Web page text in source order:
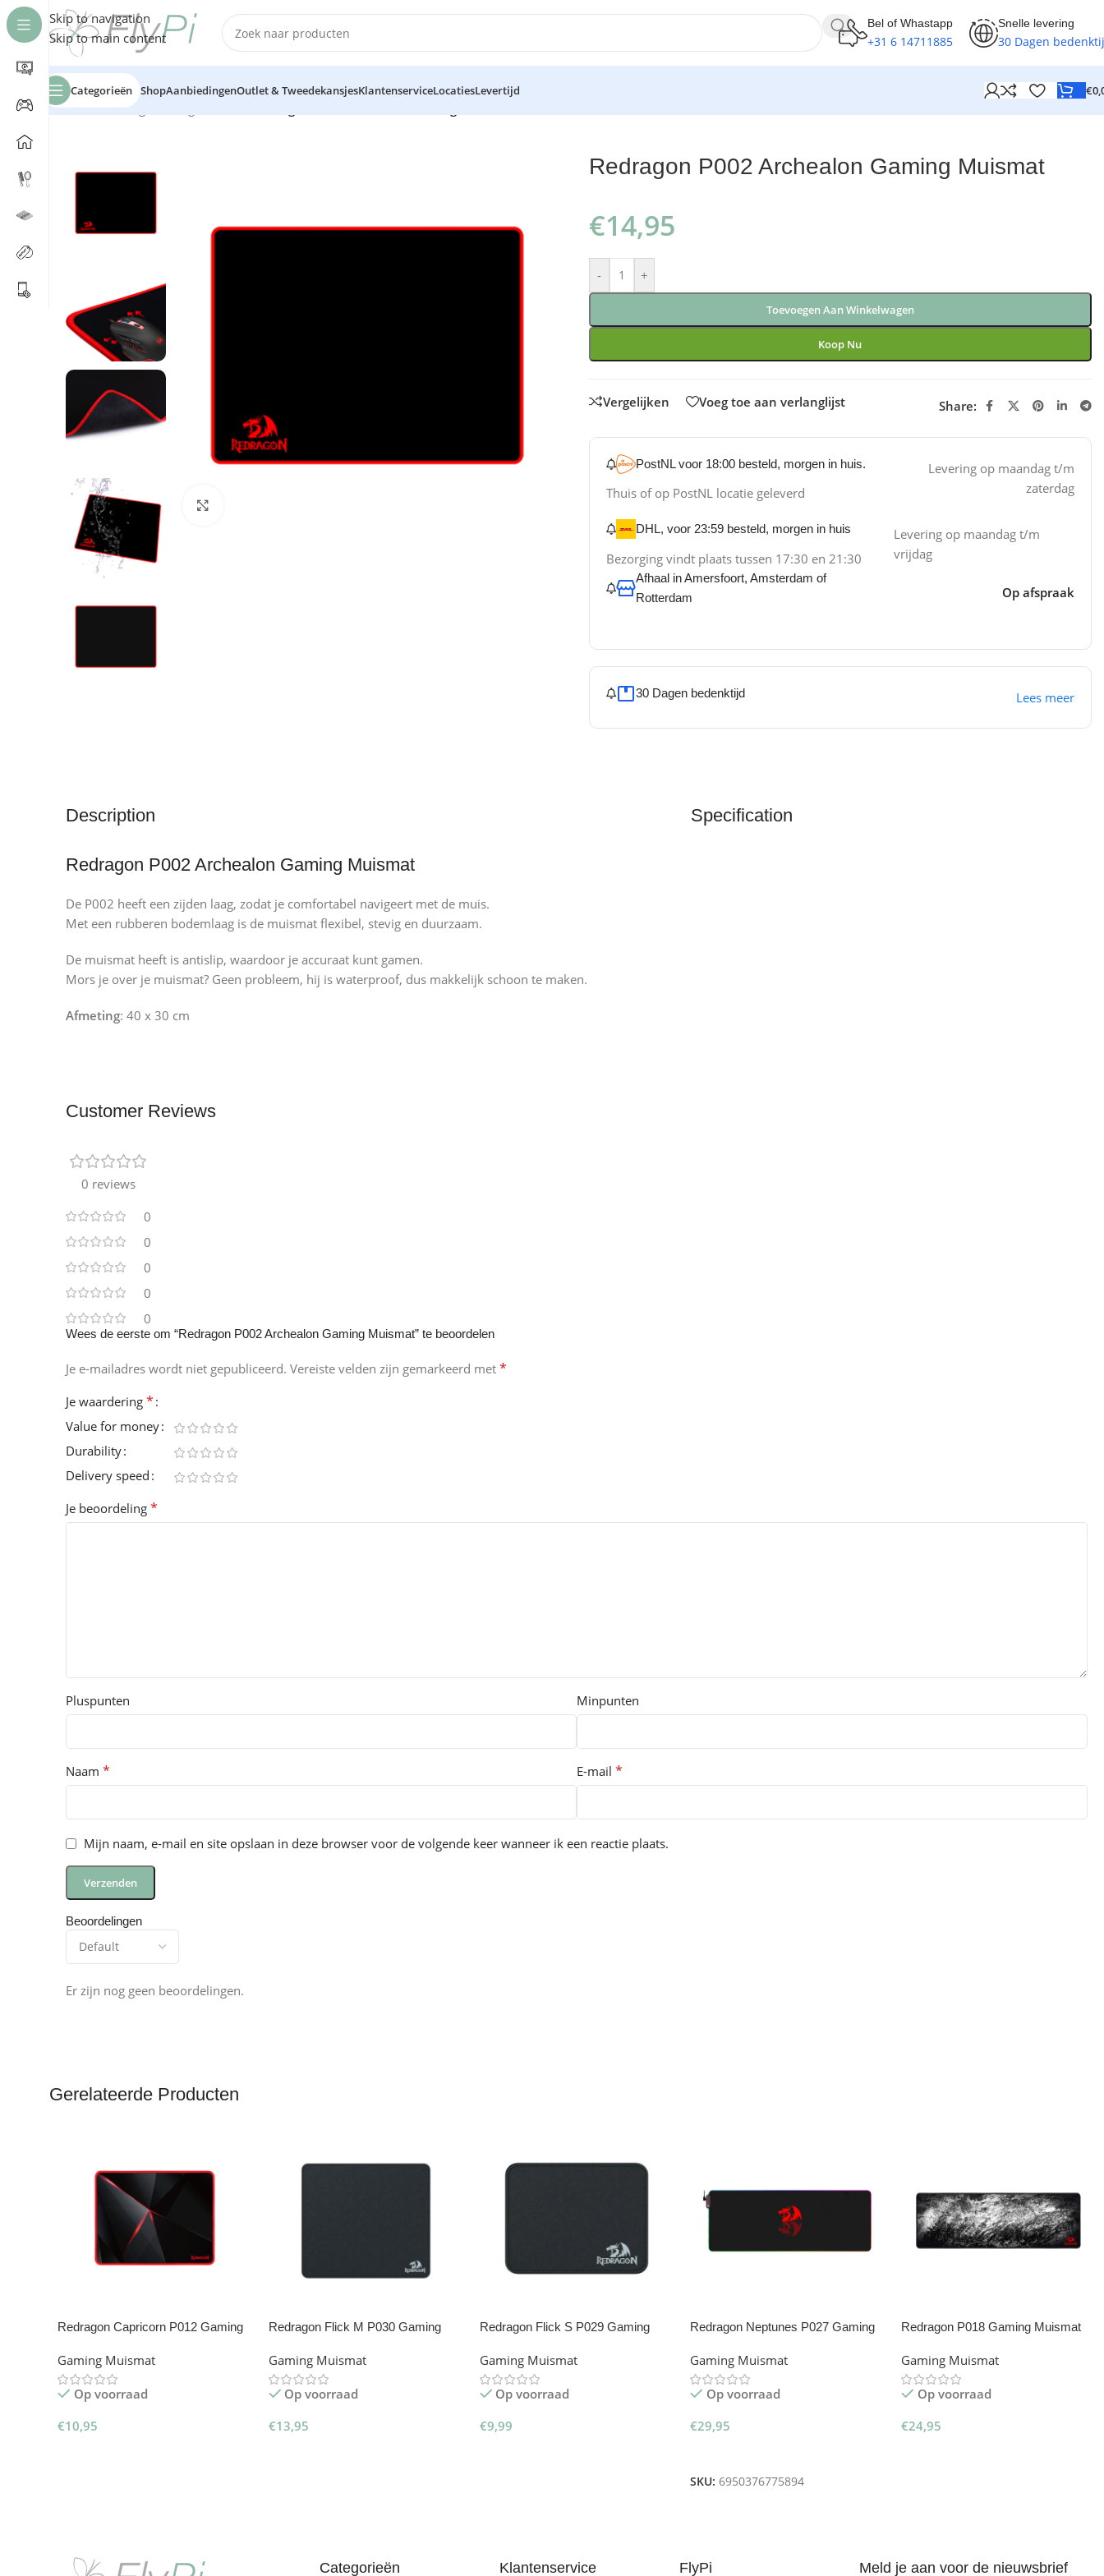
Skip to navigation
Skip to main content
Bel of Whastapp
+31 6 14711885
Snelle levering
30 Dagen
Categorieën ShopAanbiedingenOutlet & TweedekansjesKlantenserviceLocatiesLevertijd €
Home/Gaming
Redragon P002 Archealon Gaming Muismat
€14,95
- +
Toevoegen Aan Winkelwagen
Koop Nu
Vergelijken Voeg toe aan verlanglijst Share:
PostNL voor 18:00 besteld, morgen in huis.
Thuis of op PostNL locatie geleverd
Levering op maandag t/m
zaterdag
DHL, voor 23:59 besteld, morgen in huis
Bezorging vindt plaats tussen 17:30 en 21:30
Levering op maandag t/m
vrijdag
Afhaal in Amersfoort, Amsterdam of
Rotterdam
Op afspraak
30 Dagen bedenktijd Lees meer
Description
Redragon P002 Archealon Gaming Muismat
De P002 heeft een zijden laag, zodat je comfortabel navigeert met de muis.
Met een rubberen bodemlaag is de muismat flexibel, stevig en duurzaam.
De muismat heeft is antislip, waardoor je accuraat kunt gamen.
Mors je over je muismat? Geen probleem, hij is waterproof, dus makkelijk schoon te maken.
Afmeting: 40 x 30 cm
Specification
Customer Reviews
0 reviews
0
0
0
0
0
Beoordelingen
Er zijn nog geen beoordelingen.
Wees de eerste om “Redragon P002 Archealon Gaming Muismat” te beoordelen
Je e-mailadres wordt niet gepubliceerd. Vereiste velden zijn gemarkeerd met *
Je waardering *
Value for money
Durability
Delivery speed
Je beoordeling *
Pluspunten Minpunten
Naam * E-mail *
Mijn naam, e-mail en site opslaan in deze browser voor de volgende keer wanneer ik een reactie plaats.
Gerelateerde Producten
Redragon Capricorn P012 Gaming
Gaming Muismat
Op voorraad
€10,95
Redragon Flick M P030 Gaming
Gaming Muismat
Op voorraad
€13,95
Redragon Flick S P029 Gaming
Gaming Muismat
Op voorraad
€9,99
Redragon Neptunes P027 Gaming
Gaming Muismat
Op voorraad
€29,95
SKU:6950376775894
Redragon P018 Gaming Muismat
Gaming Muismat
Op voorraad
€24,95
Categorieën Klantenservice FlyPi Meld je aan voor de nieuwsbrief